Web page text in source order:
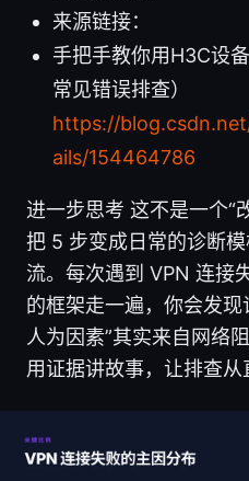
来源链接：
手把手教你用H3C设
常见错误排查）
https://
ails/154464786
进一步思考 这不是一个“
把 5 步变成日常的诊断
流。每次遇到 VPN 连接
的框架走一遍，你会发
人为因素”其实来自网络
用证据讲故事，让排查从